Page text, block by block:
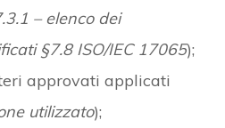
– elenco dei
§7.8 ISO/IEC 17065);
approvati applicati
utilizzato);